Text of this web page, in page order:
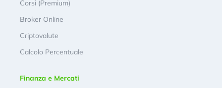
Corsi (Premium)
Broker Online
Criptovalute
Calcolo Percentuale
Finanza e Mercati